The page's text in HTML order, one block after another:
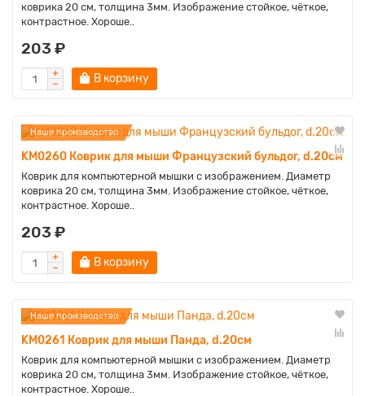
коврика 20 см, толщина 3мм. Изображение стойкое, чёткое,
контрастное. Хороше..
203 ₽
В корзину
Наше производство
KM0260 Коврик для мыши Французский бульдог, d.20см
Коврик для компьютерной мышки с изображением. Диаметр
коврика 20 см, толщина 3мм. Изображение стойкое, чёткое,
контрастное. Хороше..
203 ₽
В корзину
Наше производство
KM0261 Коврик для мыши Панда, d.20см
Коврик для компьютерной мышки с изображением. Диаметр
коврика 20 см, толщина 3мм. Изображение стойкое, чёткое,
контрастное. Хороше..